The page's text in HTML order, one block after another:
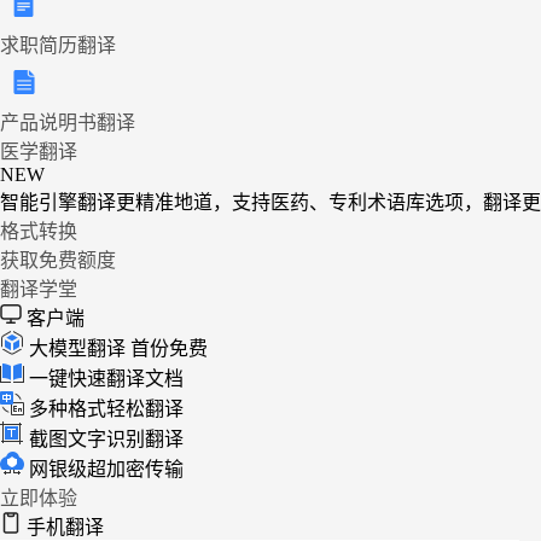
求职简历翻译
产品说明书翻译
医学翻译
NEW
智能引擎翻译更精准地道，支持医药、专利术语库选项，翻译
格式转换
获取免费额度
翻译学堂
客户端
大模型翻译 首份免费
一键快速翻译文档
多种格式轻松翻译
截图文字识别翻译
网银级超加密传输
立即体验
手机翻译